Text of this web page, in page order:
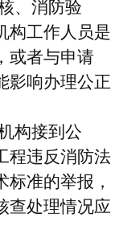
、消防验
构工作人员是
或者与申请
影响办理公正
构接到公
程违反消防法
准的举报，
查处理情况应